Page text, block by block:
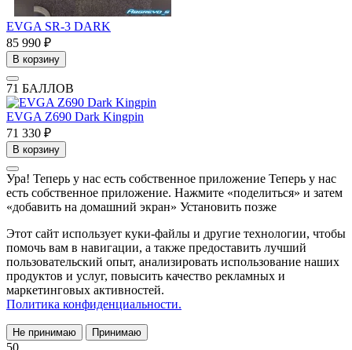
EVGA SR-3 DARK
85 990 ₽
В корзину
71 БАЛЛОВ
EVGA Z690 Dark Kingpin
71 330 ₽
В корзину
Ура! Теперь у нас есть собственное приложение Теперь у нас
есть собственное приложение. Нажмите «поделиться» и затем
«добавить на домашний экран» Установить позже
Этот сайт использует куки-файлы и другие технологии, чтобы
помочь вам в навигации, а также предоставить лучший
пользовательский опыт, анализировать использование наших
продуктов и услуг, повысить качество рекламных и
маркетинговых активностей.
Политика конфиденциальности.
Не принимаю Принимаю
50